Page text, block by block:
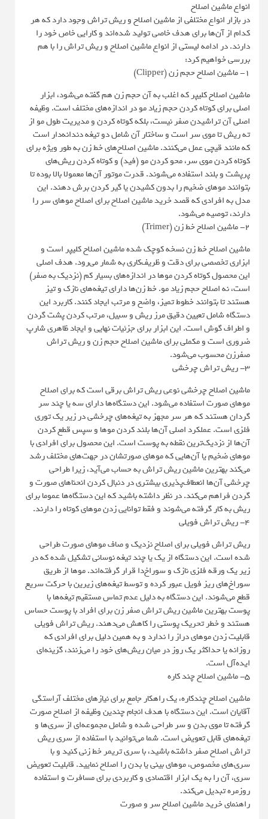
انواع ماشین اصلاح
در بازار انواع مختلفی از ماشین اصلاح و ریش تراش وجود دارد که هر
کدام از آن‌ها برای هدف خاصی تولید شده‌اند و کارایی خاص خود را
دارند. در ادامه لیستی از انواع ماشین اصلاح و ریش تراش را با هم
بررسی خواهیم کرد:
1- ماشین اصلاح حجم زن (Clipper)
ماشین اصلاح کلیپر که اغلب به آن حجم زن هم گفته می‌شود، ابزار
اصلی برای کوتاه کردن حجم زیاد مو در اندازه‌های مختلف است. وظیفه
اصلی آن تراشیدن صفر نیست، بلکه کوتاه کردن و مدیریت طول مو از
ته ریش تا موی سر است و ساختار آن شامل دو تیغه دندانه‌دار است
که مانند قیچی عمل می‌کنند. ماشین اصلاح‌های خط زن به طور ویژه برای
کوتاه کردن موی سر، محو کردن مو (فید) و کوتاه کردن ریش‌های
پرپشت و بلند استفاده می‌شوند. قدرت موتور آن‌ها معمولا بالا بوده تا
بتوانند موهای ضخیم را بدون کشیدن یا گیر کردن برش دهند. این
مدل به افرادی که قصد خرید ماشین اصلاح برای اصلاح موهای سر را
دارند، توصیه می‌شود.
2- ماشین اصلاح خط زن (Trimer)
ماشین اصلاح خط زن نسخه کوچک شده ماشین اصلاح کلیپر است و
ابزاری تخصصی برای دقت و ظریف‌کاری به شمار می‌رود. هدف اصلی
این محصول کوتاه کردن موها در اندازه‌های بسیار کم (نزدیک به صفر)
است، نه اصلاح حجم زیاد مو. خط زن‌ها دارای تیغه‌های نازک و تیز
هستند تا بتوانند خطوط تمیز، واضح و مرتب ایجاد کنند. کاربرد این
دستگاه شامل تعیین دقیق مرز ریش و سبیل، مرتب کردن پشت گردن
و اطراف گوش است. این ابزار برای جزئیات نهایی و ایجاد ظاهری شارپ
ضروری است و مکملی برای ماشین اصلاح حجم زن و ریش تراش
صفرزن محسوب می‌شود.
3- ریش تراش چرخشی
ماشین اصلاح چرخشی نوعی ریش تراش برقی است که برای اصلاح
موهای صورت استفاده می‌شود. این دستگاه‌ها دارای سه یا چند سر
گردان هستند که هر سر مجهز به تیغه‌های چرخشی در زیر یک توری
فلزی است. عملکرد اصلی آن‌ها بلند کردن موها و سپس قطع کردن
آن‌ها از نزدیک‌ترین نقطه به پوست است. این محصول برای افرادی با
موهای ضخیم یا آن‌هایی که موهای صورتشان در جهت‌های مختلف رشد
می‌کند بهترین ماشین ریش تراش به حساب می‌آید، زیرا طراحی
چرخشی آن‌ها انعطاف‌پذیری بیشتری در دنبال کردن انحناهای صورت و
گردن فراهم می‌کند. در نظر داشته باشید که این دستگاه‌ها عموما برای
ریش به کار گرفته می‌شوند و فقط توانایی زدن موهای کوتاه را دارند.
4- ریش تراش فویلی
ریش تراش فویلی برای اصلاح نزدیک و صاف موهای صورت طراحی
شده است. این دستگاه از یک یا چند تیغه نوسانی تشکیل شده که در
زیر یک ورقه فلزی نازک و سوراخ‌دا قرار گرفته‌اند. موها از طریق
سوراخ‌های ریز فویل عبور کرده و توسط تیغه‌های زیرین با حرکت سریع
قطع می‌شوند. این دستگاه به دلیل عدم تماس مستقیم تیغه‌ها با
پوست بهترین ماشین ریش تراش صفر زن برای افراد با پوست حساس
هستند و خطر تحریک پوستی را کاهش می‌دهند. ریش تراش فویلی
قابلیت زدن موهای دراز را ندارد و به همین دلیل برای افرادی که
روزانه یا حداکثر یک روز در میان ریش‌های خود را می‌زنند،‌ گزینه‌ای
ایده‌آل است.
5- ماشین اصلاح چند کاره
ماشین اصلاح چندکاره، یک راهکار جامع برای نیازهای مختلف آراستگی
آقایان است. این دستگاه با هدف انجام چندین وظیفه از اصلاح صورت
گرفته تا موی بدن و سر طراحی شده و شامل مجموعه‌ای از سری‌ها و
تیغه‌های قابل تعویض است. شما می‌توانید با استفاده از سری ریش
تراش اصلاح صفر داشته باشید، با سری تریمر خط زنی کنید و با
سری‌های مخصوص، موهای بینی یا بدن را اصلاح نمایید. قابلیت تعویض
سری، آن را به یک ابزار اقتصادی و کاربردی برای مسافرت و استفاده
روزمره تبدیل می‌کند.
راهنمای خرید ماشین اصلاح سر و صورت